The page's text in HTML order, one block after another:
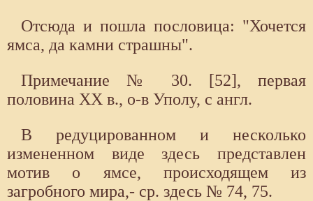
Отсюда и пошла пословица: "Хочется
ямса, да камни страшны".
Примечание № 30. [52], первая
половина XX в., о-в Уполу, с англ.
В редуцированном и несколько
измененном виде здесь представлен
мотив о ямсе, происходящем из
загробного мира,- ср. здесь № 74, 75.